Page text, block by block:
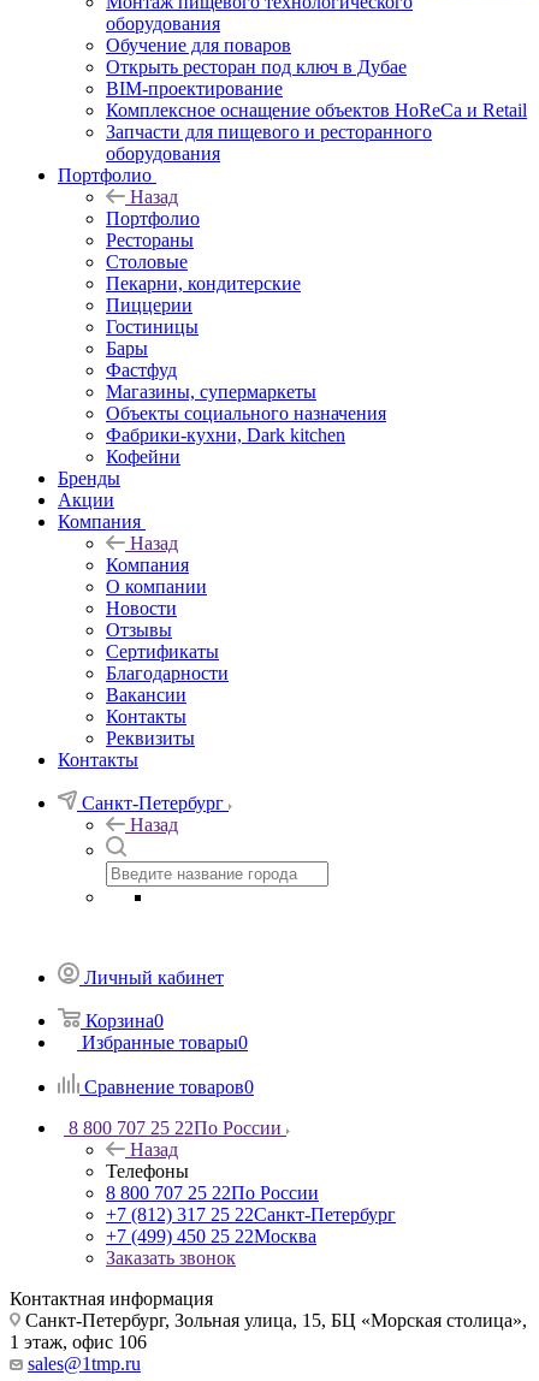
оборудования
Обучение для поваров
Открыть ресторан под ключ в Дубае
BIM-проектирование
Комплексное оснащение объектов HoReCa и Retail
Запчасти для пищевого и ресторанного
оборудования
Портфолио
Назад
Портфолио
Рестораны
Столовые
Пекарни, кондитерские
Пиццерии
Гостиницы
Бары
Фастфуд
Магазины, супермаркеты
Объекты социального назначения
Фабрики-кухни, Dark kitchen
Кофейни
Бренды
Акции
Компания
Назад
Компания
О компании
Новости
Отзывы
Сертификаты
Благодарности
Вакансии
Контакты
Реквизиты
Контакты
Санкт-Петербург
Назад
Личный кабинет
Корзина0
Избранные товары0
Сравнение товаров0
8 800 707 25 22По России
Назад
Телефоны
8 800 707 25 22По России
+7 (812) 317 25 22Санкт-Петербург
+7 (499) 450 25 22Москва
Заказать звонок
Контактная информация
Санкт-Петербург, Зольная улица, 15, БЦ «Морская столица»,
1 этаж, офис 106
sales@1tmp.ru